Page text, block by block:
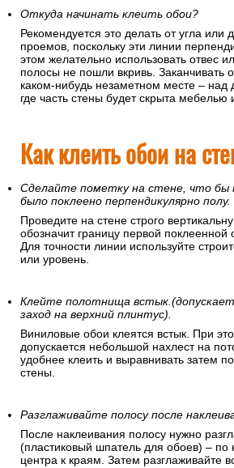
Клей наносится и на поверхность
полотнище. Перед поклейкой
Обои на бумажной основе тщательно
сложите пополам для пропитки.
(точная цифра указана в инструкции)
Откуда начинать клеить обои?
этом желательно использовать отвес
полосы не пошли вкривь. Заканчивать
где часть стены будет скрыта мебелью
Как клеить обои на
Проведите на стене строго
обозначит границу первой поклеенной
Для точности линии используйте
или уровень.
Виниловые обои клеятся встык. При
допускается небольшой нахлест на
удобнее клеить и выравнивать затем
стены.